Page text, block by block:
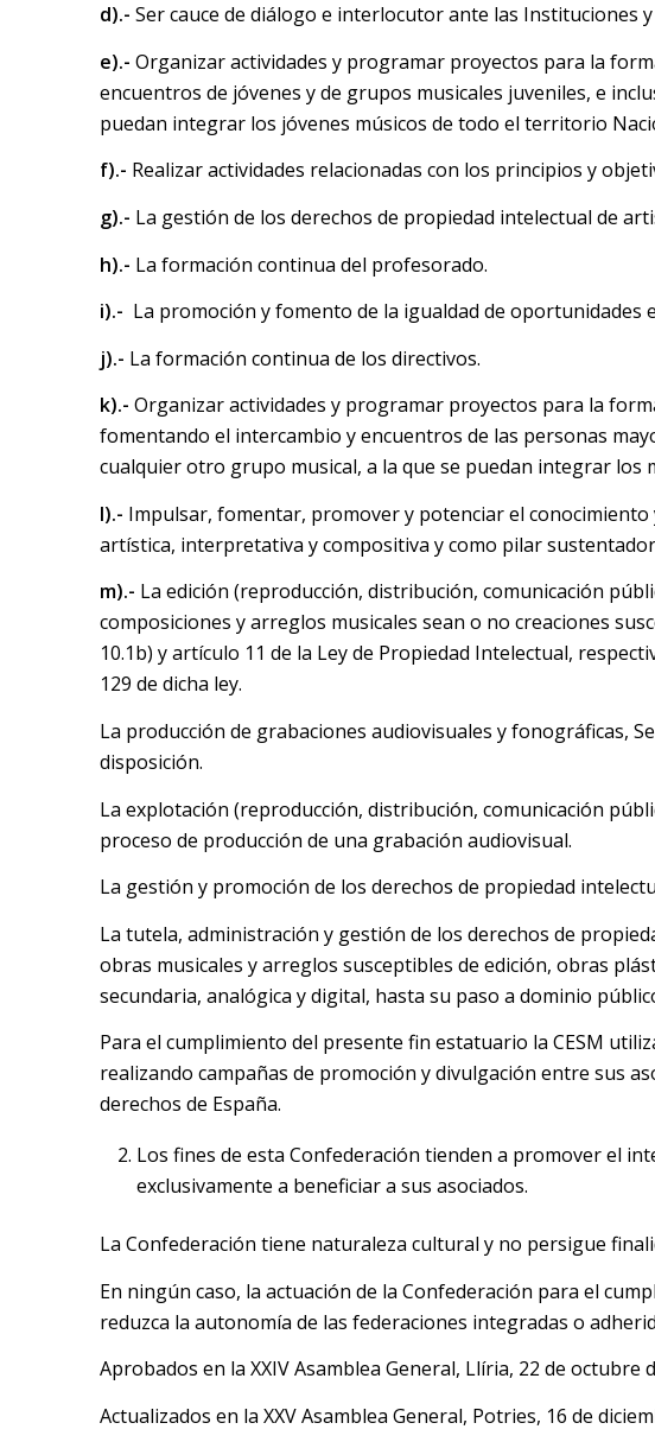
d).- Ser cauce de diálogo e interlocutor ante las Instituciones
e).- Organizar actividades y programar proyectos para la
encuentros de jóvenes y de grupos musicales juveniles, e
puedan integrar los jóvenes músicos de todo el territorio
f).- Realizar actividades relacionadas con los principios y
g).- La gestión de los derechos de propiedad intelectual de
h).- La formación continua del profesorado.
i).- La promoción y fomento de la igualdad de oportunidades
j).- La formación continua de los directivos.
k).- Organizar actividades y programar proyectos para la
fomentando el intercambio y encuentros de las personas
cualquier otro grupo musical, a la que se puedan integrar los
l).- Impulsar, fomentar, promover y potenciar el
artística, interpretativa y compositiva y como pilar
m).- La edición (reproducción, distribución, comunicación
composiciones y arreglos musicales sean o no creaciones
10.1b) y artículo 11 de la Ley de Propiedad Intelectual,
129 de dicha ley.
La producción de grabaciones audiovisuales y fonográficas,
disposición.
La explotación (reproducción, distribución, comunicación
proceso de producción de una grabación audiovisual.
La gestión y promoción de los derechos de propiedad
La tutela, administración y gestión de los derechos de
obras musicales y arreglos susceptibles de edición, obras
secundaria, analógica y digital, hasta su paso a dominio
Para el cumplimiento del presente fin estatuario la CESM
realizando campañas de promoción y divulgación entre sus
derechos de España.
Los fines de esta Confederación tienden a promover el
exclusivamente a beneficiar a sus asociados.
La Confederación tiene naturaleza cultural y no persigue
En ningún caso, la actuación de la Confederación para el
reduzca la autonomía de las federaciones integradas o
Aprobados en la XXIV Asamblea General, Llíria, 22 de octubre
Actualizados en la XXV Asamblea General, Potries, 16 de